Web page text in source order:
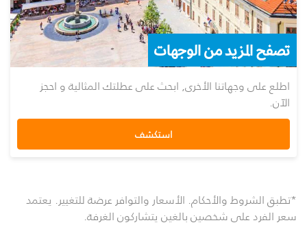
تصفح المزيد من الوجهات
اطلع على وجهاتنا الأخرى, ابحث على عطلتك المثالية و احجز
الآن.
استكشف
*تطبق الشروط والأحكام. الأسعار والتوافر عرضة للتغيير. يعتمد
سعر الفرد على شخصين بالغين يتشاركون الغرفة.